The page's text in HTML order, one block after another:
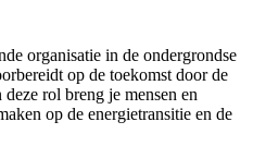
organisatie in de ondergrondse
op de toekomst door de
rol breng je mensen en
op de energietransitie en de